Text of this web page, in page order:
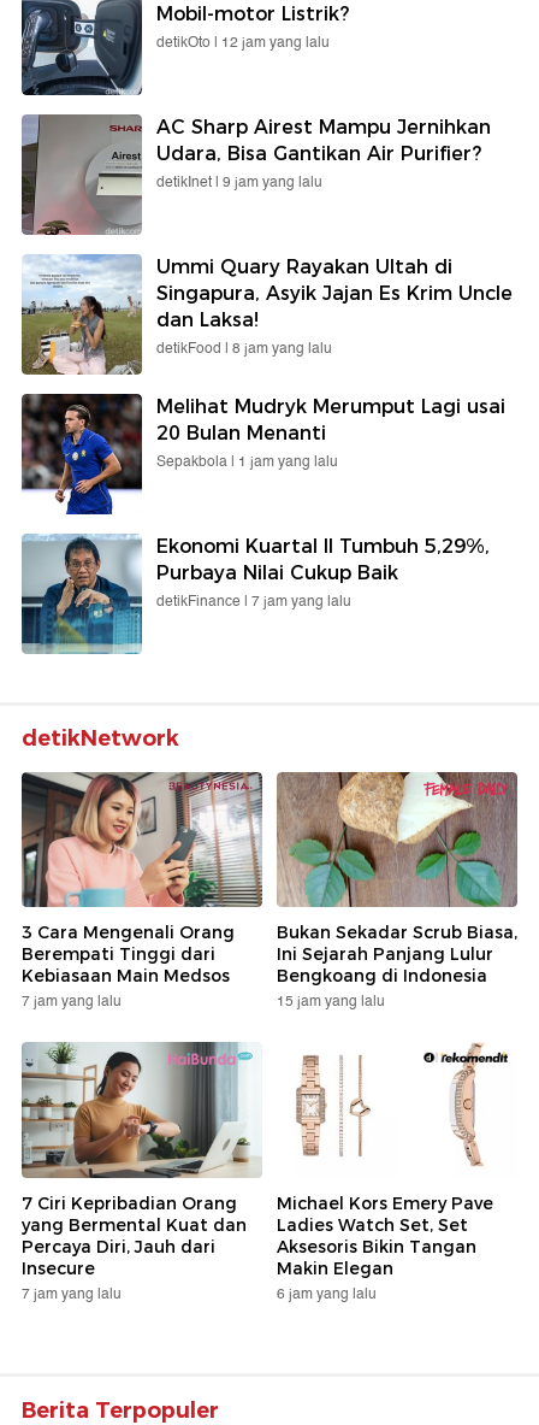
Mobil-motor Listrik?
detikOto | 12 jam yang lalu
AC Sharp Airest Mampu Jernihkan
Udara, Bisa Gantikan Air Purifier?
detikInet | 9 jam yang lalu
Ummi Quary Rayakan Ultah di
Singapura, Asyik Jajan Es Krim Uncle
dan Laksa!
detikFood | 8 jam yang lalu
Melihat Mudryk Merumput Lagi usai
20 Bulan Menanti
Sepakbola | 1 jam yang lalu
Ekonomi Kuartal II Tumbuh 5,29%,
Purbaya Nilai Cukup Baik
detikFinance | 7 jam yang lalu
detikNetwork
3 Cara Mengenali Orang
Berempati Tinggi dari
Kebiasaan Main Medsos
7 jam yang lalu
Bukan Sekadar Scrub Biasa,
Ini Sejarah Panjang Lulur
Bengkoang di Indonesia
15 jam yang lalu
7 Ciri Kepribadian Orang
yang Bermental Kuat dan
Percaya Diri, Jauh dari
Insecure
7 jam yang lalu
Michael Kors Emery Pave
Ladies Watch Set, Set
Aksesoris Bikin Tangan
Makin Elegan
6 jam yang lalu
Berita Terpopuler